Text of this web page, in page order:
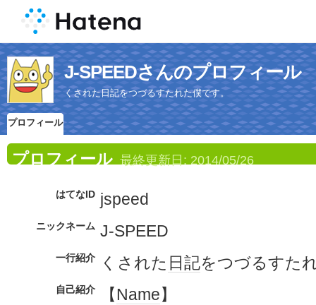
J-SPEEDさんのプロフィール
くされた日記をつづるすたれた僕です。
プロフィール
プロフィール 最終更新日: 2014/05/26
はてなID jspeed
ニックネーム J-SPEED
一行紹介 くされた 日記をつづるすた
自己紹介 【 Name】